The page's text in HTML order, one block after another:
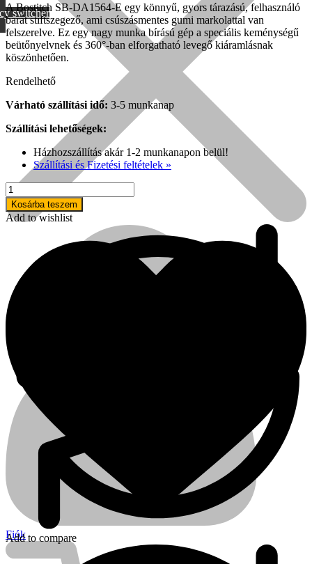
switcher
Fiók
A Bostitch SB-DA1564-E egy könnyű, gyors tárazású, felhasználó
barát stiftszegező, ami csúszásmentes gumi markolattal van
felszerelve. Ez egy nagy munka bírású gép a speciális keménységű
beütőnyelvnek és 360°-ban elforgatható levegő kiáramlásnak
köszönhetően.
Rendelhető
Várható szállítási idő: 3-5 munkanap
Szállítási lehetőségek:
Házhozszállítás akár 1-2 munkanapon belül!
Szállítási és Fizetési feltételek »
BOSTITCH
DA1564K-
E
tűzőgép,
mennyiség
Kosárba teszem
Add to wishlist
Add to compare